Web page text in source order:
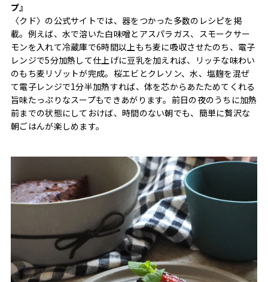
プ』
〈クド〉の公式サイトでは、器をつかった多数のレシピを掲
載。例えば、水で溶いた白味噌とアスパラガス、スモークサー
モンを入れて冷蔵庫で6時間以上もち麦に吸収させたのち、電子
レンジで5分加熱して仕上げに豆乳を加えれば、リッチな味わい
のもち麦リゾットが完成。桜エビとクレソン、水、塩麹を混ぜ
て電子レンジで1分半加熱すれば、体を芯からあたためてくれる
旨味たっぷりなスープもできあがります。前日の夜のうちに加熱
前までの状態にしておけば、時間のない朝でも、簡単に贅沢な
朝ごはんが楽しめます。